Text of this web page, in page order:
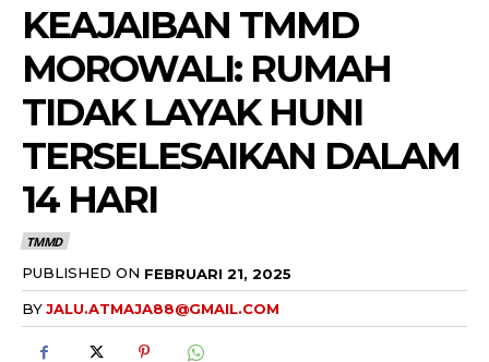
KEAJAIBAN TMMD
MOROWALI: RUMAH
TIDAK LAYAK HUNI
TERSELESAIKAN DALAM
14 HARI
TMMD
PUBLISHED ON FEBRUARI 21, 2025
BYJALU.ATMAJA88@GMAIL.COM